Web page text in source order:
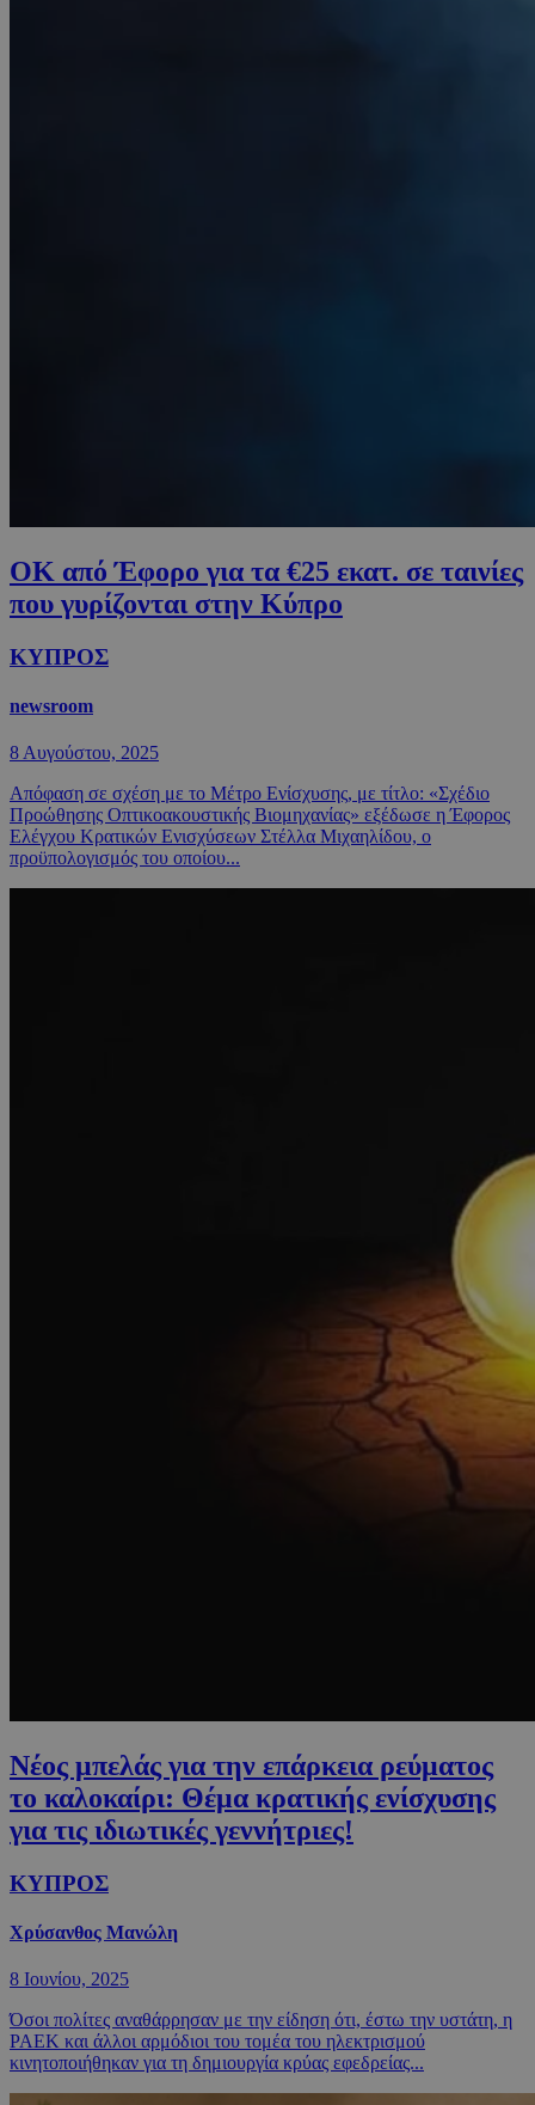
ΟΚ από Έφορο για τα €25 εκατ. σε ταινίες
που γυρίζονται στην Κύπρο
ΚΥΠΡΟΣ
newsroom
8 Αυγούστου, 2025
Απόφαση σε σχέση με το Μέτρο Ενίσχυσης, με τίτλο: «Σχέδιο
Προώθησης Οπτικοακουστικής Βιομηχανίας» εξέδωσε η Έφορος
Ελέγχου Κρατικών Ενισχύσεων Στέλλα Μιχαηλίδου, ο
προϋπολογισμός του οποίου...
Νέος μπελάς για την επάρκεια ρεύματος
το καλοκαίρι: Θέμα κρατικής ενίσχυσης
για τις ιδιωτικές γεννήτριες!
ΚΥΠΡΟΣ
Χρύσανθος Μανώλη
8 Ιουνίου, 2025
Όσοι πολίτες αναθάρρησαν με την είδηση ότι, έστω την υστάτη, η
ΡΑΕΚ και άλλοι αρμόδιοι του τομέα του ηλεκτρισμού
κινητοποιήθηκαν για τη δημιουργία κρύας εφεδρείας...